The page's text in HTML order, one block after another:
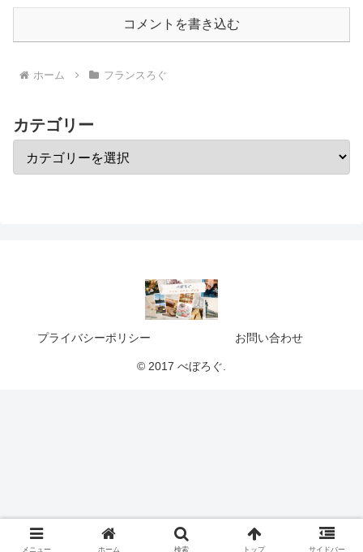
コメントを書き込む
ホーム フランスろぐ
カテゴリー
プライバシーポリシー お問い合わせ
© 2017 べぼろぐ.
メニュー ホーム 検索 トップ サイドバー